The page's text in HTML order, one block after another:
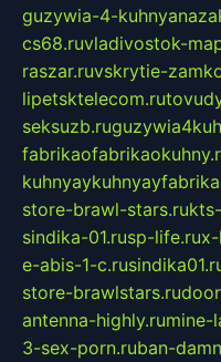
guzywia-4-
cs68.ruvladivostok-
raszar.ruvskrytie-
lipetsktelecom.ru
seksuzb.ru
store-brawl-stars.ru
sindika-01.rusp-life.ru
e-abis-1-c.ru
store-brawlstars.ru
antenna-highly.rumine-
3-sex-porn.ruban-